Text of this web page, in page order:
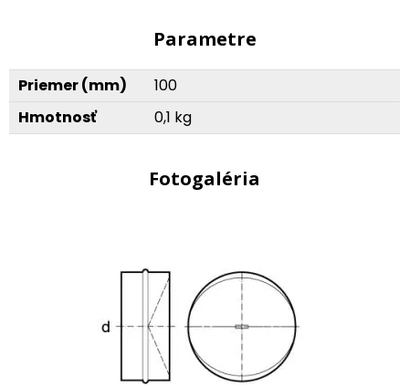
Parametre
Priemer (mm)
100
Hmotnosť
0,1 kg
Fotogaléria